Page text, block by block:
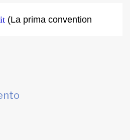
(La prima convention